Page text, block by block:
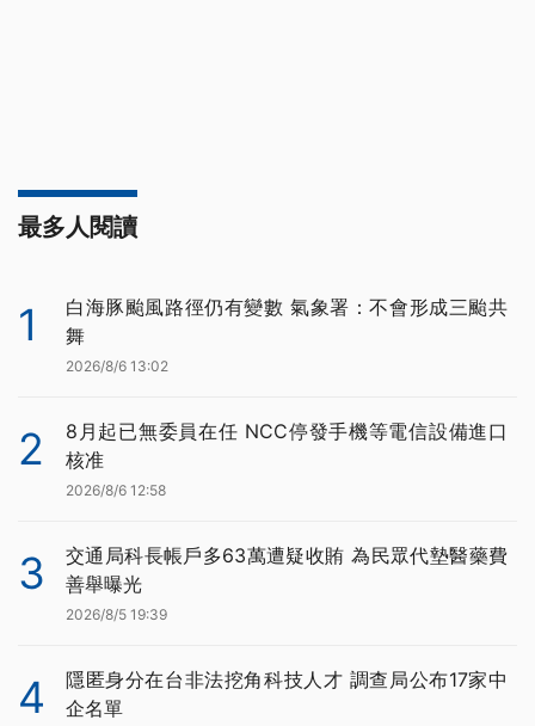
最多人閱讀
1
白海豚颱風路徑仍有變數 氣象署：不會形成三颱共
舞
2026/8/6 13:02
2
8月起已無委員在任 NCC停發手機等電信設備進口
核准
2026/8/6 12:58
3
交通局科長帳戶多63萬遭疑收賄 為民眾代墊醫藥費
善舉曝光
2026/8/5 19:39
4
隱匿身分在台非法挖角科技人才 調查局公布17家中
企名單